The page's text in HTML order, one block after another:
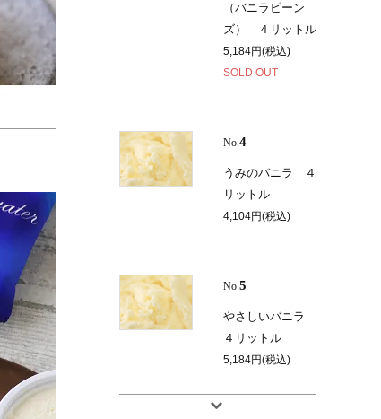
（バニラビーン
ズ） ４リットル
5,184円(税込)
SOLD OUT
No.4
うみのバニラ ４
リットル
4,104円(税込)
No.5
やさしいバニラ
４リットル
5,184円(税込)